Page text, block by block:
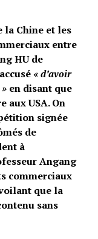
la Chine et les
entre
HU de
« d’avoir
en disant que
aux USA. On
signée
de
à
Angang
commerciaux
que la
sans